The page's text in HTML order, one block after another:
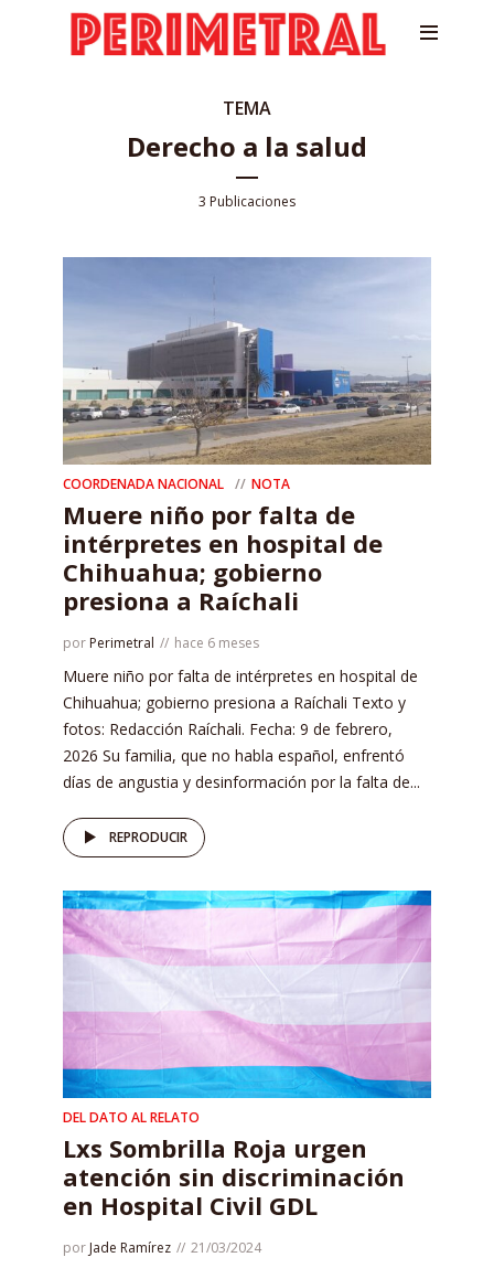
TEMA
Derecho a la salud
3 Publicaciones
COORDENADA NACIONAL NOTA
Muere niño por falta de
intérpretes en hospital de
Chihuahua; gobierno
presiona a Raíchali
por Perimetral hace 6 meses
Muere niño por falta de intérpretes en hospital de
Chihuahua; gobierno presiona a Raíchali Texto y
fotos: Redacción Raíchali. Fecha: 9 de febrero,
2026 Su familia, que no habla español, enfrentó
días de angustia y desinformación por la falta de...
REPRODUCIR
DEL DATO AL RELATO
Lxs Sombrilla Roja urgen
atención sin discriminación
en Hospital Civil GDL
por Jade Ramírez 21/03/2024